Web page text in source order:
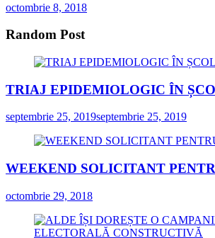
octombrie 8, 2018
Random Post
TRIAJ EPIDEMIOLOGIC ÎN
septembrie 25, 2019septembrie 25, 2019
WEEKEND SOLICITANT
octombrie 29, 2018